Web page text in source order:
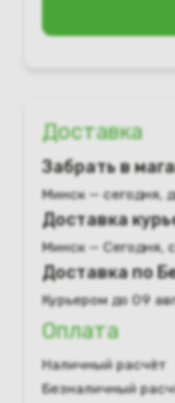
Доставка
Забрать в
Минск — сегодня,
Доставка
Минск — Сегодня,
Доставка по
Курьером до 09
Оплата
Наличный расчёт
Безналичный